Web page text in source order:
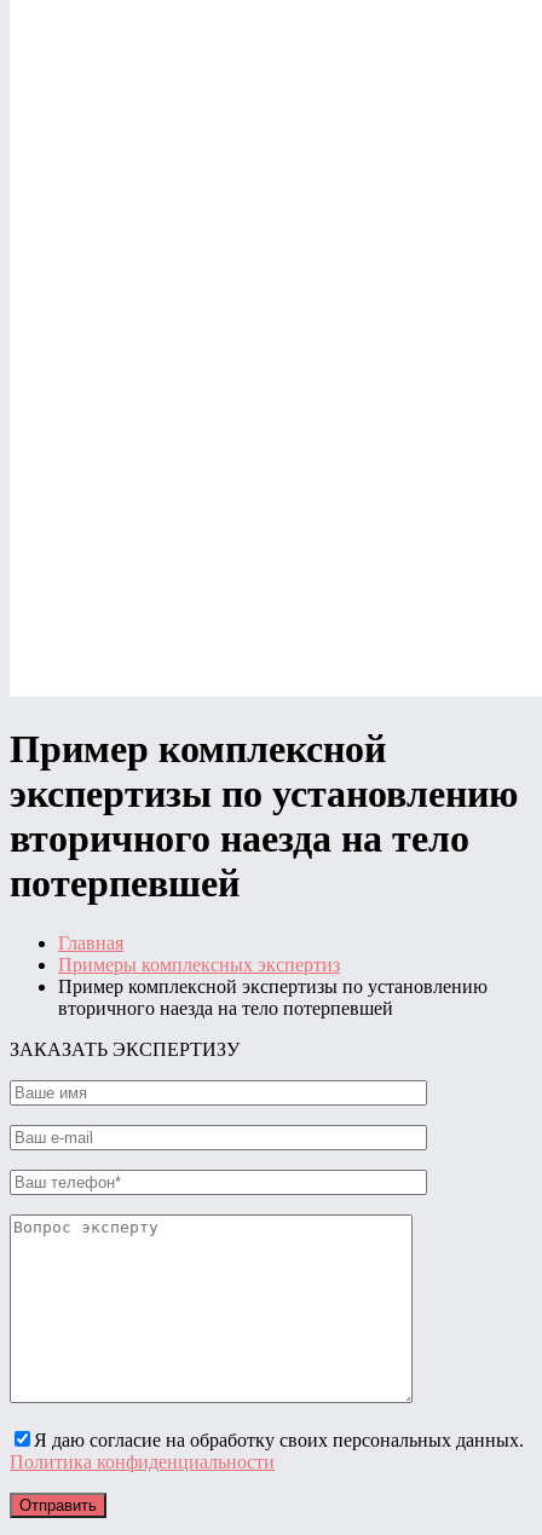
Пример комплексной
экспертизы по установлению
вторичного наезда на тело
потерпевшей
Главная
Примеры комплексных экспертиз
Пример комплексной экспертизы по установлению
вторичного наезда на тело потерпевшей
ЗАКАЗАТЬ ЭКСПЕРТИЗУ
Я даю согласие на обработку своих персональных данных.
Политика конфиденциальности